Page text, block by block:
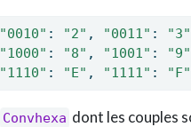
"0010" : "2" , "0011" : "3"
"1000" : "8" , "1001" : "9"
"1110" : "E" , "1111" : "F"
Convhexa dont les couples